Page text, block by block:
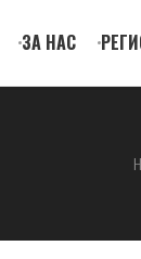
ЗА НАС